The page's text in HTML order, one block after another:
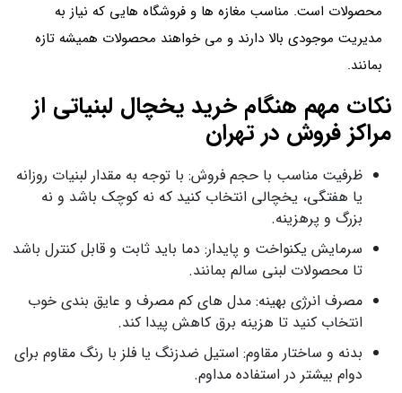
محصولات است. مناسب مغازه‌ ها و فروشگاه‌ هایی که نیاز به
مدیریت موجودی بالا دارند و می‌ خواهند محصولات همیشه تازه
بمانند.
نکات مهم هنگام خرید یخچال لبنیاتی از
مراکز فروش در تهران
ظرفیت مناسب با حجم فروش: با توجه به مقدار لبنیات روزانه
یا هفتگی، یخچالی انتخاب کنید که نه کوچک باشد و نه
بزرگ و پرهزینه.
سرمایش یکنواخت و پایدار: دما باید ثابت و قابل کنترل باشد
تا محصولات لبنی سالم بمانند.
مصرف انرژی بهینه: مدل‌ های کم‌ مصرف و عایق‌ بندی خوب
انتخاب کنید تا هزینه برق کاهش پیدا کند.
بدنه و ساختار مقاوم: استیل ضدزنگ یا فلز با رنگ مقاوم برای
دوام بیشتر در استفاده مداوم.